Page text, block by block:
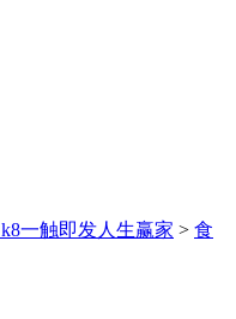
k8一触即发人生赢家 > 食